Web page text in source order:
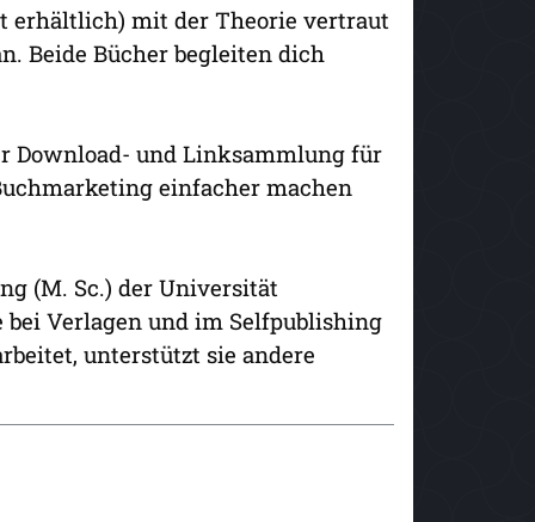
erhältlich) mit der Theorie vertraut
Beide Bücher begleiten dich
Download- und Linksammlung für
einfacher machen
(M. Sc.) der Universität
Verlagen und im Selfpublishing
unterstützt sie andere